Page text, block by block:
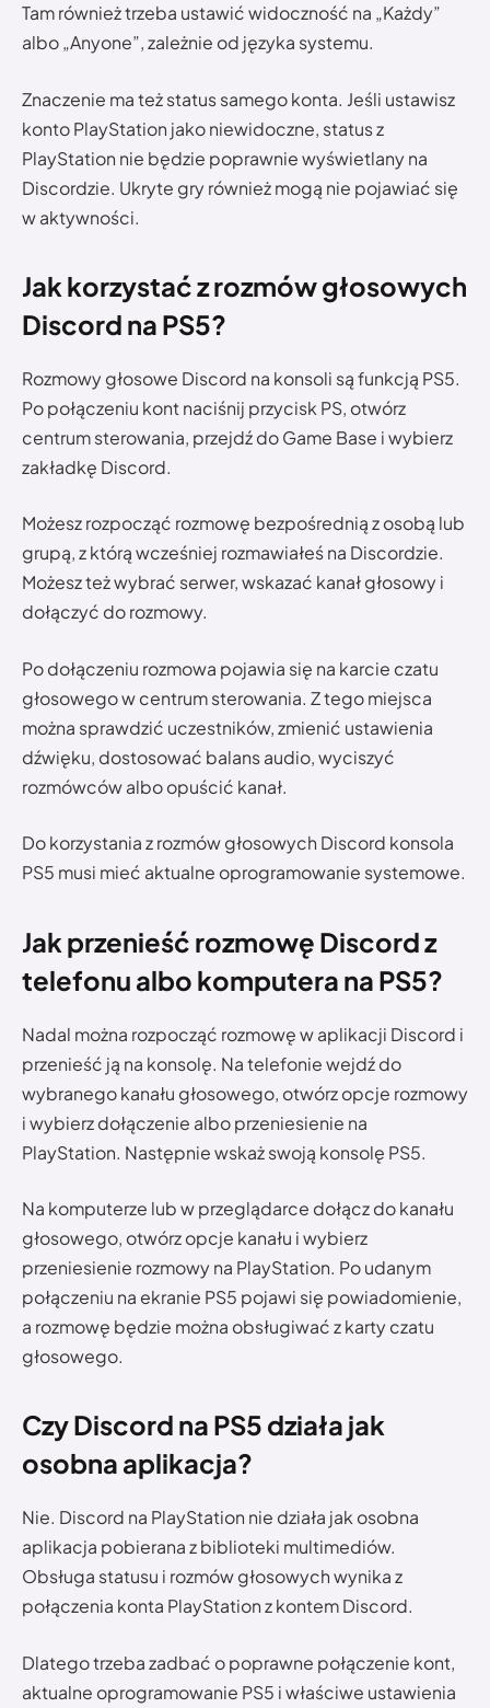
Tam również trzeba ustawić widoczność na „Każdy”
albo „Anyone”, zależnie od języka systemu.
Znaczenie ma też status samego konta. Jeśli ustawisz
konto PlayStation jako niewidoczne, status z
PlayStation nie będzie poprawnie wyświetlany na
Discordzie. Ukryte gry również mogą nie pojawiać się
w aktywności.
Jak korzystać z rozmów głosowych
Discord na PS5?
Rozmowy głosowe Discord na konsoli są funkcją PS5.
Po połączeniu kont naciśnij przycisk PS, otwórz
centrum sterowania, przejdź do Game Base i wybierz
zakładkę Discord.
Możesz rozpocząć rozmowę bezpośrednią z osobą lub
grupą, z którą wcześniej rozmawiałeś na Discordzie.
Możesz też wybrać serwer, wskazać kanał głosowy i
dołączyć do rozmowy.
Po dołączeniu rozmowa pojawia się na karcie czatu
głosowego w centrum sterowania. Z tego miejsca
można sprawdzić uczestników, zmienić ustawienia
dźwięku, dostosować balans audio, wyciszyć
rozmówców albo opuścić kanał.
Do korzystania z rozmów głosowych Discord konsola
PS5 musi mieć aktualne oprogramowanie systemowe.
Jak przenieść rozmowę Discord z
telefonu albo komputera na PS5?
Nadal można rozpocząć rozmowę w aplikacji Discord i
przenieść ją na konsolę. Na telefonie wejdź do
wybranego kanału głosowego, otwórz opcje rozmowy
i wybierz dołączenie albo przeniesienie na
PlayStation. Następnie wskaż swoją konsolę PS5.
Na komputerze lub w przeglądarce dołącz do kanału
głosowego, otwórz opcje kanału i wybierz
przeniesienie rozmowy na PlayStation. Po udanym
połączeniu na ekranie PS5 pojawi się powiadomienie,
a rozmowę będzie można obsługiwać z karty czatu
głosowego.
Czy Discord na PS5 działa jak
osobna aplikacja?
Nie. Discord na PlayStation nie działa jak osobna
aplikacja pobierana z biblioteki multimediów.
Obsługa statusu i rozmów głosowych wynika z
połączenia konta PlayStation z kontem Discord.
Dlatego trzeba zadbać o poprawne połączenie kont,
aktualne oprogramowanie PS5 i właściwe ustawienia